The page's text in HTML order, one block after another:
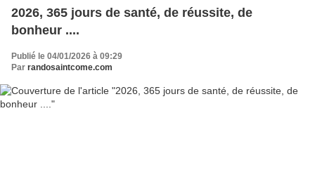
2026, 365 jours de santé, de réussite, de
bonheur ....
Publié le 04/01/2026 à 09:29
Par randosaintcome.com